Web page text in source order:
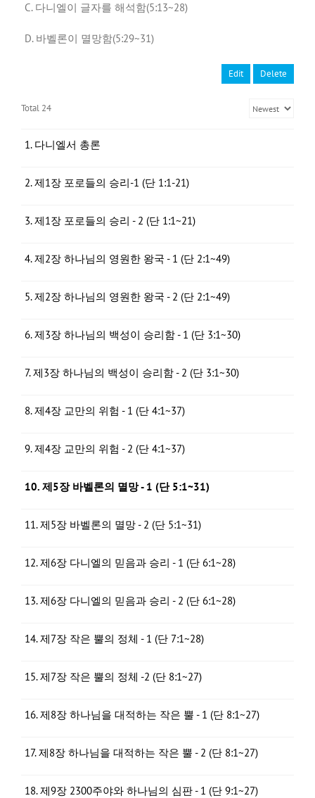
C. 다니엘이 글자를 해석함(5:13~28)
D. 바벨론이 멸망함(5:29~31)
Edit Delete
Total 24
1. 다니엘서 총론
2. 제1장 포로들의 승리-1 (단 1:1-21)
3. 제1장 포로들의 승리 - 2 (단 1:1~21)
4. 제2장 하나님의 영원한 왕국 - 1 (단 2:1~49)
5. 제2장 하나님의 영원한 왕국 - 2 (단 2:1~49)
6. 제3장 하나님의 백성이 승리함 - 1 (단 3:1~30)
7. 제3장 하나님의 백성이 승리함 - 2 (단 3:1~30)
8. 제4장 교만의 위험 - 1 (단 4:1~37)
9. 제4장 교만의 위험 - 2 (단 4:1~37)
10. 제5장 바벨론의 멸망 - 1 (단 5:1~31)
11. 제5장 바벨론의 멸망 - 2 (단 5:1~31)
12. 제6장 다니엘의 믿음과 승리 - 1 (단 6:1~28)
13. 제6장 다니엘의 믿음과 승리 - 2 (단 6:1~28)
14. 제7장 작은 뿔의 정체 - 1 (단 7:1~28)
15. 제7장 작은 뿔의 정체 -2 (단 8:1~27)
16. 제8장 하나님을 대적하는 작은 뿔 - 1 (단 8:1~27)
17. 제8장 하나님을 대적하는 작은 뿔 - 2 (단 8:1~27)
18. 제9장 2300주야와 하나님의 심판 - 1 (단 9:1~27)